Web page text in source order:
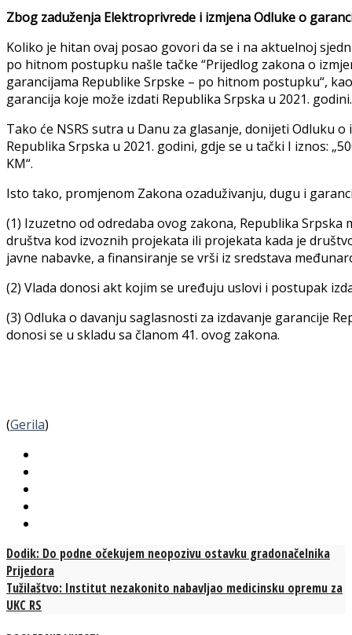
Zbog zaduženja Elektroprivrede i izmjena Odluke o
Koliko je hitan ovaj posao govori da se i na aktuelnoj
po hitnom postupku našle tačke “Prijedlog zakona o
garancijama Republike Srpske – po hitnom postupku“,
garancija koje može izdati Republika Srpska u 2021. godini.
Tako će NSRS sutra u Danu za glasanje, donijeti Odluku
Republika Srpska u 2021. godini, gdje se u tački I iznos:
KM“.
Isto tako, promjenom Zakona ozaduživanju, dugu i
(1) Izuzetno od odredaba ovog zakona, Republika Srpska
društva kod izvoznih projekata ili projekata kada je
javne nabavke, a finansiranje se vrši iz sredstava
(2) Vlada donosi akt kojim se uređuju uslovi i postupak
(3) Odluka o davanju saglasnosti za izdavanje garancije
donosi se u skladu sa članom 41. ovog zakona.
(Gerila)
Dodik: Do podne očekujem neopozivu ostavku gradonačelnika
Prijedora
Tužilaštvo: Institut nezakonito nabavljao medicinsku opremu za
UKC RS